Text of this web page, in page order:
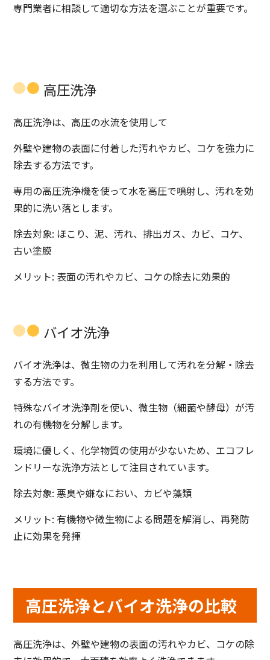
専門業者に相談して適切な方法を選ぶことが重要です。
高圧洗浄
高圧洗浄は、高圧の水流を使用して
外壁や建物の表面に付着した汚れやカビ、コケを強力に
除去する方法です。
専用の高圧洗浄機を使って水を高圧で噴射し、汚れを効
果的に洗い落とします。
除去対象: ほこり、泥、汚れ、排出ガス、カビ、コケ、
古い塗膜
メリット: 表面の汚れやカビ、コケの除去に効果的
バイオ洗浄
バイオ洗浄は、微生物の力を利用して汚れを分解・除去
する方法です。
特殊なバイオ洗浄剤を使い、微生物（細菌や酵母）が汚
れの有機物を分解します。
環境に優しく、化学物質の使用が少ないため、エコフレ
ンドリーな洗浄方法として注目されています。
除去対象: 悪臭や嫌なにおい、カビや藻類
メリット: 有機物や微生物による問題を解消し、再発防
止に効果を発揮
高圧洗浄とバイオ洗浄の比較
高圧洗浄は、外壁や建物の表面の汚れやカビ、コケの除